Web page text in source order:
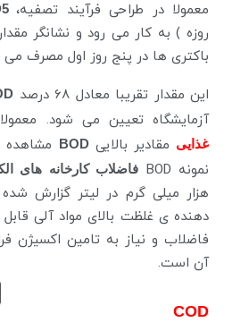
معمولا در طراحی فرآیند تصفیه، BOD5
روزه ) به کار می رود و نشانگر
باکتری ها در پنج روز اول مصرف می
این مقدار تقریبا معادل 68 درصد
آزمایشگاه تعیین می شود.
غذایی مقادیر بالایی BOD
نمونه BOD
فاضلاب کارخانه های
هزار میلی گرم در لیتر گزارش
دهنده ی غلظت بالای مواد آلی
فاضلاب و نیاز به تامین اکسیژن
آن است.
COD